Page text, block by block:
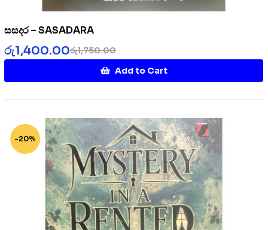
සසදර – SASADARA
රු1,750.00
රු1,400.00
Add to Cart
-20%